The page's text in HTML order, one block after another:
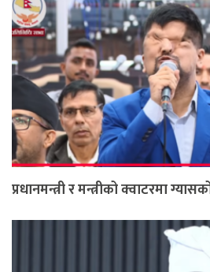
प्रधानमन्त्री र मन्त्रीको क्वाटरमा